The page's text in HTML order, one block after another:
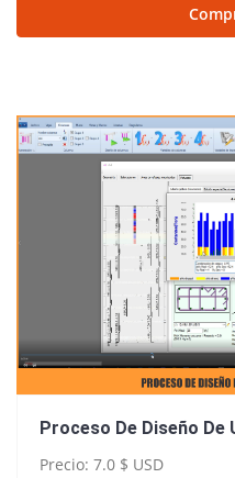
Proceso De Diseño De
Precio: 7.0 $ USD